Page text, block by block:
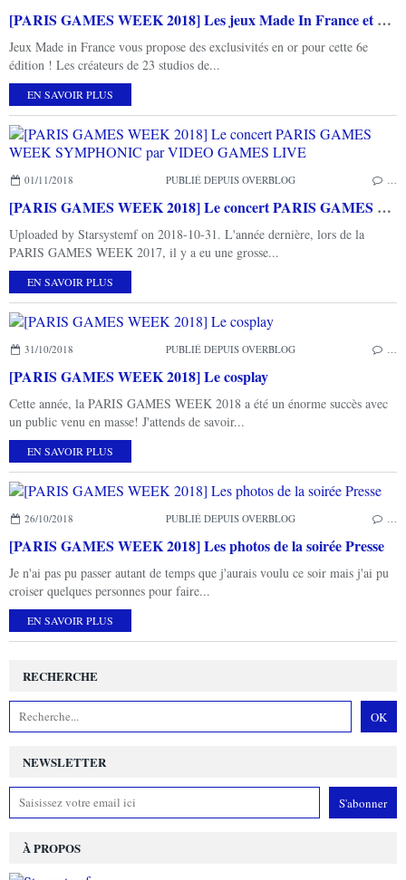
[PARIS GAMES WEEK 2018] Les jeux Made In France et autres jeux indé
Jeux Made in France vous propose des exclusivités en or pour cette 6e
édition ! Les créateurs de 23 studios de...
EN SAVOIR PLUS
01/11/2018 PUBLIÉ DEPUIS OVERBLOG
[PARIS GAMES WEEK 2018] Le concert PARIS GAMES WEEK SYMPHONIC par VIDEO GAMES LIVE
Uploaded by Starsystemf on 2018-10-31. L'année dernière, lors de la
PARIS GAMES WEEK 2017, il y a eu une grosse...
EN SAVOIR PLUS
31/10/2018 PUBLIÉ DEPUIS OVERBLOG
[PARIS GAMES WEEK 2018] Le cosplay
Cette année, la PARIS GAMES WEEK 2018 a été un énorme succès avec
un public venu en masse! J'attends de savoir...
EN SAVOIR PLUS
26/10/2018 PUBLIÉ DEPUIS OVERBLOG
[PARIS GAMES WEEK 2018] Les photos de la soirée Presse
Je n'ai pas pu passer autant de temps que j'aurais voulu ce soir mais j'ai pu
croiser quelques personnes pour faire...
EN SAVOIR PLUS
NEWSLETTER
RECHERCHE
À PROPOS